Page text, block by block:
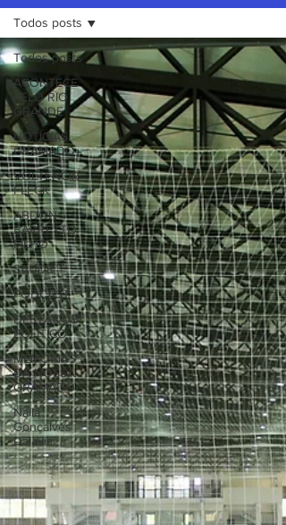
Todos posts
ACONTECE
PELO RIO
GRANDE
NOTÍCIAS
GRAMADO
VOLTENCIR
FLECK
ABDON
BARRETTO
FILHO
SAÚDE
PODCAST
DESTAQUE
POLÍTICO
MEMÓRIAS
DA NOSSA
GRAMADO
Naíla
Gonçalves
Dalavia
Todos posts